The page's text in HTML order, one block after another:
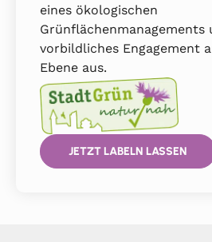
eines ökologischen
Grünflächenmanagements
vorbildliches Engagement
Ebene aus.
JETZT LABELN LASSEN